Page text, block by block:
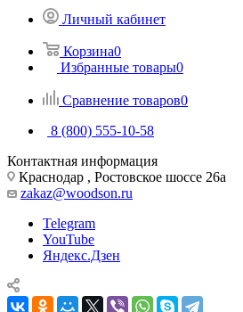
Личный кабинет
Корзина0
Избранные товары0
Сравнение товаров0
8 (800) 555-10-58
Контактная информация
Краснодар , Ростовское шоссе 26а
zakaz@woodson.ru
Telegram
YouTube
Яндекс.Дзен